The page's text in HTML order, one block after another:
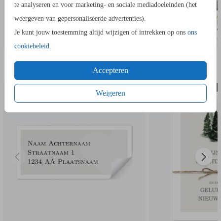
te analyseren en voor marketing- en sociale mediadoeleinden (het
weergeven van gepersonaliseerde advertenties).
Je kunt jouw toestemming altijd wijzigen of intrekken op ons ons
cookiebeleid
Accepteren
Weigeren
verschillende papiersoorten en één van de 20+ kleuren
enveloppen.
- Bij de 1e proefdruk ontvang je een proefsetje met staaltjes
van papiersoorten en kleuren enveloppen.
Een vraag? Hier vind je waarschijnlijkhet antwoord.
Niet gevonden? Neemcontactmet ons op. We helpen je
graag.
IN DEZELFDE STIJL KUN JE DIT OOK